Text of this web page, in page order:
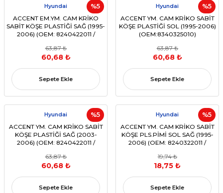
%5
Hyundai
ACCENT EM.YM. CAM KRİKO
SABİT KÖŞE PLASTİĞİ SAĞ (1995-
2006) (OEM: 8240422011 /
63,87 ₺
60,68 ₺
Sepete Ekle
%5
Hyundai
ACCENT YM. CAM KRİKO SABİT
KÖŞE PLASTİĞİ SOL (1995-2006)
(OEM:8340325010)
63,87 ₺
60,68 ₺
Sepete Ekle
%5
Hyundai
ACCENT YM. CAM KRİKO SABİT
KÖŞE PLASTİĞİ SAĞ (2003-
2006) (OEM: 8240422011 /
63,87 ₺
60,68 ₺
Sepete Ekle
%5
Hyundai
ACCENT YM. CAM KRİKO SABİT
KÖŞE PLS.PİMİ SOL SAĞ (1995-
2006) (OEM: 8240322011 /
19,74 ₺
18,75 ₺
Sepete Ekle